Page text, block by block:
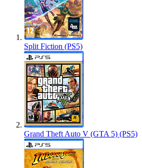
Split Fiction (PS5)
Grand Theft Auto V (GTA 5) (PS5)